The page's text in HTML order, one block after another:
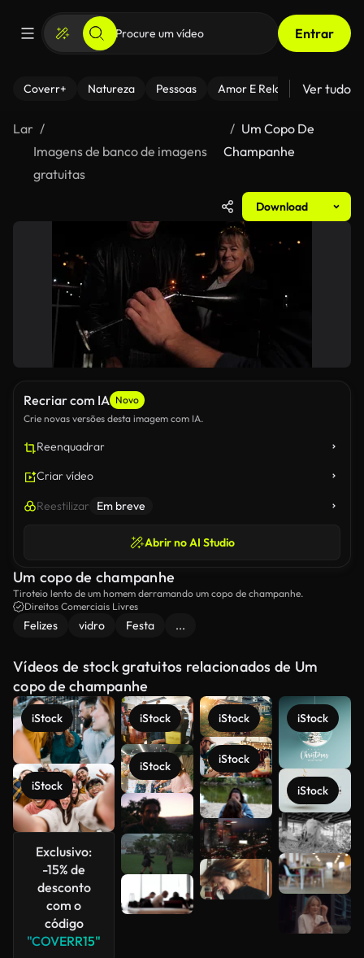
Entrar
Coverr+ Natureza Pessoas Amor E Relacionamentos
Ver tudo
Lar
Imagens de banco de imagens
gratuitas
Um Copo De
Champanhe
Download
Recriar com IA Novo
Crie novas versões desta imagem com IA.
Reenquadrar
Criar vídeo
Reestilizar Em breve
Abrir no AI Studio
Um copo de champanhe
Tiroteio lento de um homem derramando um copo de champanhe.
Direitos Comerciais Livres
Felizes vidro Festa ...
Vídeos de stock gratuitos relacionados de Um
copo de champanhe
iStock
iStock
Exclusivo:
-15% de
desconto
com o
código
"COVERR15"
iStock
iStock
iStock
iStock
iStock
iStock
Veja mais